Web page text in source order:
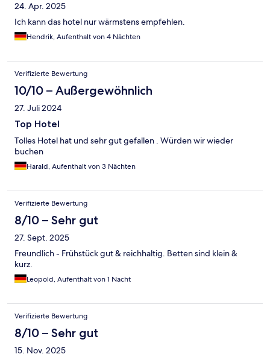
24. Apr. 2025
Ich kann das hotel nur wärmstens empfehlen.
Hendrik, Aufenthalt von 4 Nächten
Verifizierte Bewertung
10/10 – Außergewöhnlich
27. Juli 2024
Top Hotel
Tolles Hotel hat und sehr gut gefallen . Würden wir wieder
buchen
Harald, Aufenthalt von 3 Nächten
Verifizierte Bewertung
8/10 – Sehr gut
27. Sept. 2025
Freundlich - Frühstück gut & reichhaltig. Betten sind klein &
kurz.
Leopold, Aufenthalt von 1 Nacht
Verifizierte Bewertung
8/10 – Sehr gut
15. Nov. 2025